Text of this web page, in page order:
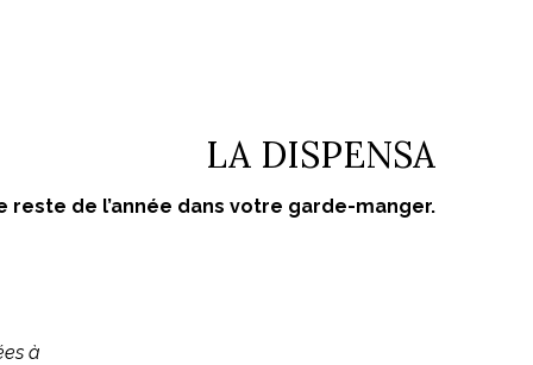
LA DISPENSA
de l’année dans votre garde-manger.
à